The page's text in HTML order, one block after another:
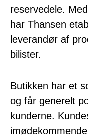
reservedele.
har Thansen
leverandør af
bilister.
Butikken har et
og får generelt
kunderne.